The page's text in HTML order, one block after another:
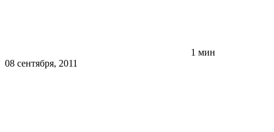
1 мин
08 сентября, 2011